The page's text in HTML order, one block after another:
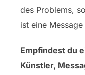
des Problems,
ist eine
Empfindest du
Künstler,